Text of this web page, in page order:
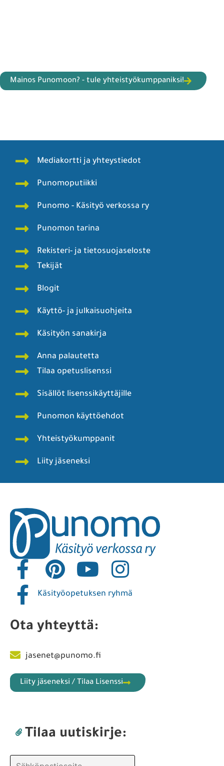
Mainos Punomoon? - tule yhteistyökumppaniksi!
Mediakortti ja yhteystiedot
Punomoputiikki
Punomo - Käsityö verkossa ry
Punomon tarina
Rekisteri- ja tietosuojaseloste
Tekijät
Blogit
Käyttö- ja julkaisuohjeita
Käsityön sanakirja
Anna palautetta
Tilaa opetuslisenssi
Sisällöt lisenssikäyttäjille
Punomon käyttöehdot
Yhteistyökumppanit
Liity jäseneksi
Käsityöopetuksen ryhmä
Ota yhteyttä:
jasenet@punomo.fi
Liity jäseneksi / Tilaa Lisenssi
Tilaa uutiskirje: